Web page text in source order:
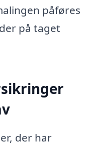
påføres
på taget
der har